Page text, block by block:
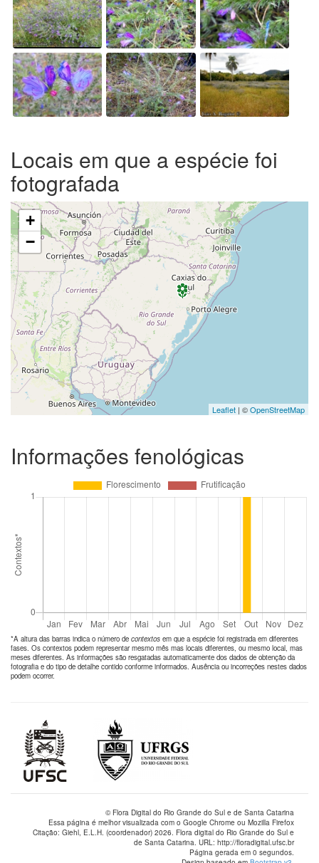
Locais em que a espécie foi
fotografada
+
−
Leaflet | ©OpenStreetMap
Informações fenológicas
*A altura das barras indica o número de contextos em que a espécie foi registrada em diferentes
fases. Os contextos podem representar mesmo mês mas locais diferentes, ou mesmo local, mas
meses diferentes. As informações são resgatadas automaticamente dos dados de obtenção da
fotografia e do tipo de detalhe contido conforme informados. Ausência ou incorreções nestes dados
podem ocorrer.
© Flora Digital do Rio Grande do Sul e de Santa Catarina
Essa página é melhor visualizada com o Google Chrome ou Mozilla Firefox
Citação: Giehl, E.L.H. (coordenador) 2026. Flora digital do Rio Grande do Sul e
de Santa Catarina. URL: http://floradigital.ufsc.br
Página gerada em 0 segundos.